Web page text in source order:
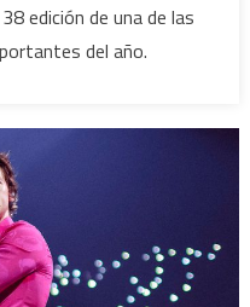
edición de una de las
del año.